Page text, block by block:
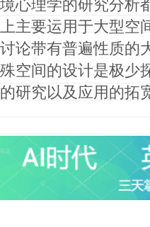
心理学的研究分析
主要运用于大型空
论带有普遍性质的
空间的设计是极少
研究以及应用的拓